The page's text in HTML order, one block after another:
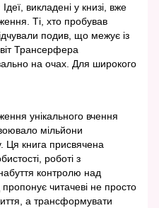
викладені у книзі, вже
Ті, хто пробував
подив, що межує із
Трансерфера
на очах. Для широкого
унікального вчення
мільйони
Ця книга присвячена
роботі з
контролю над
читачеві не просто
а трансформувати